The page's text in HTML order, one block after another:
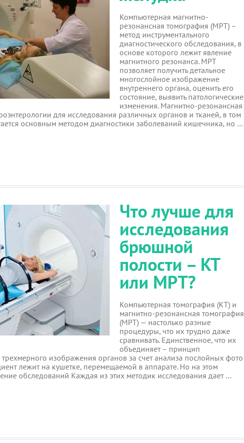
Компьютерная магнитно-
резонансная томография (МРТ) –
метод инструментального
диагностического обследования, в
основе которого лежит явление
магнитного резонанса. МРТ
позволяет получить детальное
многослойное изображение
внутреннего органа, оценить его
состояние, выявить патологические
изменения. Магнитно-резонансная
для исследования различных органов и тканей, в том
основным методом диагностики заболеваний кишечника, но …
Что лучше для
исследования
брюшной
полости – КТ
или МРТ?
Компьютерная томография (КТ) и
магнитно-резонансная томография
(МРТ) — настолько разные
процедуры, что их трудно даже
сравнивать. Единственное, что их
объединяет – принцип
изображения органов за счет анализа послойных фото
лежит на кушетке, перемещаемой в аппарате. Но на этом
обследований Каждая из этих методик исследования дает …